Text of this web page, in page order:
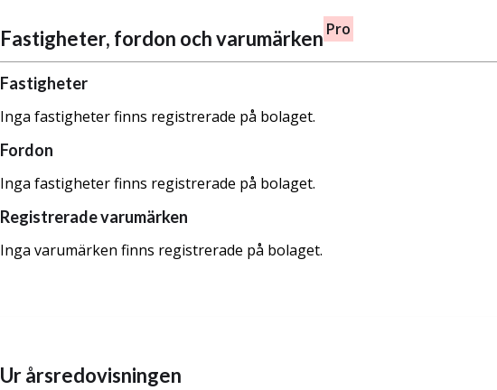
Fastigheter, fordon och varumärken Pro
Fastigheter
Inga fastigheter finns registrerade på bolaget.
Fordon
Inga fastigheter finns registrerade på bolaget.
Registrerade varumärken
Inga varumärken finns registrerade på bolaget.
Ur årsredovisningen